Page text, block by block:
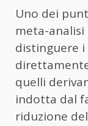
Uno dei
meta-
distinguere i
quelli
indotta dal
riduzione